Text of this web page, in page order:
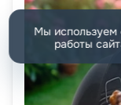
Мы используем
работы